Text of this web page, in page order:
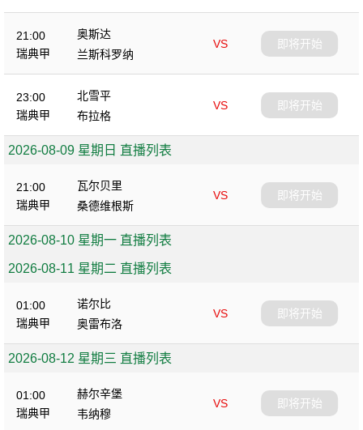
21:00
瑞典甲
奥斯达
VS
兰斯科罗纳
即将开始
23:00
瑞典甲
北雪平
VS
布拉格
即将开始
2026-08-09 星期日 直播列表
21:00
瑞典甲
瓦尔贝里
VS
桑德维根斯
即将开始
2026-08-10 星期一 直播列表
2026-08-11 星期二 直播列表
01:00
瑞典甲
诺尔比
VS
奥雷布洛
即将开始
2026-08-12 星期三 直播列表
01:00
瑞典甲
赫尔辛堡
VS
韦纳穆
即将开始